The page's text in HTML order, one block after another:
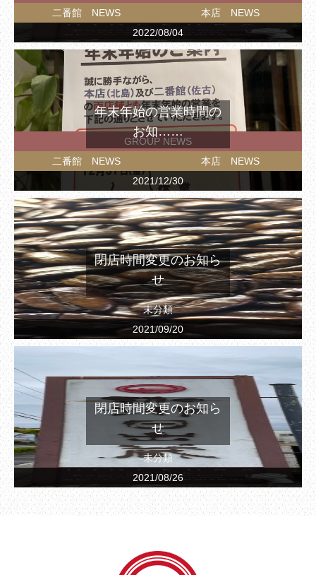
二番館 NEWS
本店 NEWS
2022/08/04
GROUP NEWS
二番館 NEWS
本店 NEWS
2021/12/30
年末年始の営業時間の
お知……
未分類
2021/09/20
閉店時間変更のお知ら
せ
未分類
2021/08/26
閉店時間変更のお知ら
せ